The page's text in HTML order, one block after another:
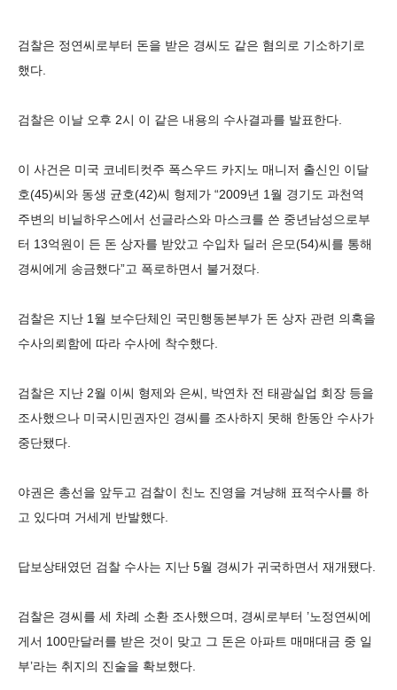
검찰은 정연씨로부터 돈을 받은 경씨도 같은 혐의로 기소하기로
했다.
검찰은 이날 오후 2시 이 같은 내용의 수사결과를 발표한다.
이 사건은 미국 코네티컷주 폭스우드 카지노 매니저 출신인 이달
호(45)씨와 동생 균호(42)씨 형제가 “2009년 1월 경기도 과천역
주변의 비닐하우스에서 선글라스와 마스크를 쓴 중년남성으로부
터 13억원이 든 돈 상자를 받았고 수입차 딜러 은모(54)씨를 통해
경씨에게 송금했다”고 폭로하면서 불거졌다.
검찰은 지난 1월 보수단체인 국민행동본부가 돈 상자 관련 의혹을
수사의뢰함에 따라 수사에 착수했다.
검찰은 지난 2월 이씨 형제와 은씨, 박연차 전 태광실업 회장 등을
조사했으나 미국시민권자인 경씨를 조사하지 못해 한동안 수사가
중단됐다.
야권은 총선을 앞두고 검찰이 친노 진영을 겨냥해 표적수사를 하
고 있다며 거세게 반발했다.
답보상태였던 검찰 수사는 지난 5월 경씨가 귀국하면서 재개됐다.
검찰은 경씨를 세 차례 소환 조사했으며, 경씨로부터 ’노정연씨에
게서 100만달러를 받은 것이 맞고 그 돈은 아파트 매매대금 중 일
부’라는 취지의 진술을 확보했다.